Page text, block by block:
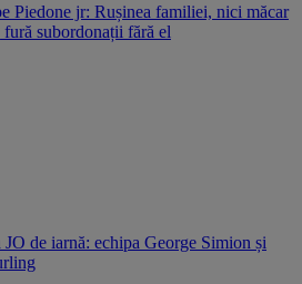
Piedone jr: Rușinea familiei, nici măcar
subordonații fără el
de iarnă: echipa George Simion și